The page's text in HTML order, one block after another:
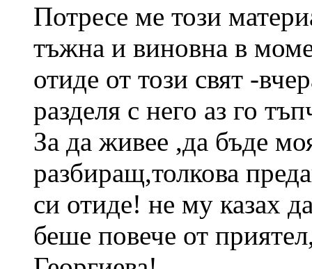
Потресе ме този
тъжна и виновна в
отиде от този свят -
разделя с него аз го
За да живее ,да бъде
разбиращ,толкова
си отиде! не му казах
беше повече от